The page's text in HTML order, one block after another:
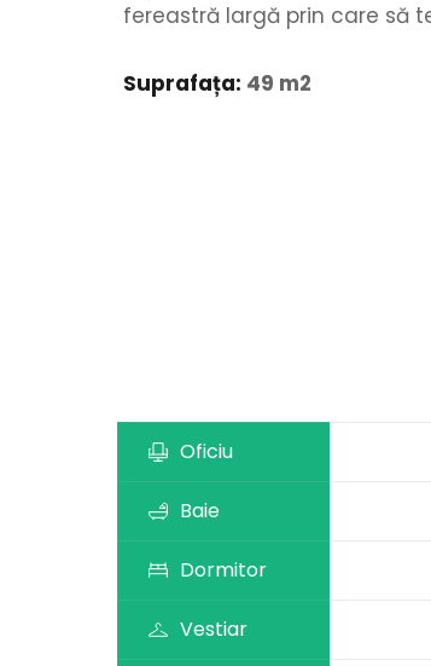
fereastră largă prin care să
Suprafața: 49 m2
Oficiu
Baie
Dormitor
Vestiar